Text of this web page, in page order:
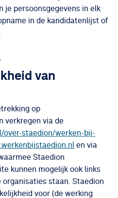
je persoonsgegevens in elk
in de kandidatenlijst of
van
op
verkregen via de
over-staedion/werken-bij-
en via
Staedion
kunnen mogelijk ook links
organisaties staan. Staedion
voor (de werking